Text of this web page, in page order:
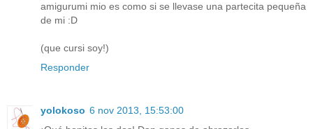
amigurumi mio es como si se llevase una partecita pequeña
de mi :D
(que cursi soy!)
Responder
yolokoso 6 nov 2013, 15:53:00